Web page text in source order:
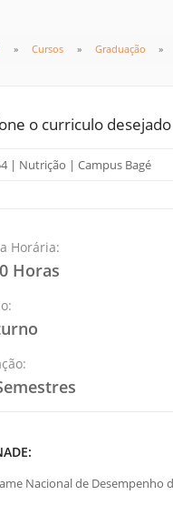
Cursos Graduação
o curriculo desejado
Horária:
Horas
Nacional de Desempenho